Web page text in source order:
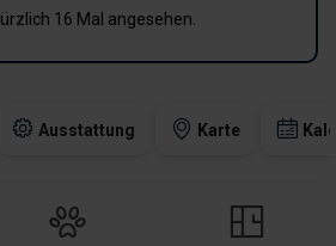
Ausstattung Karte
16 Mal angesehen.